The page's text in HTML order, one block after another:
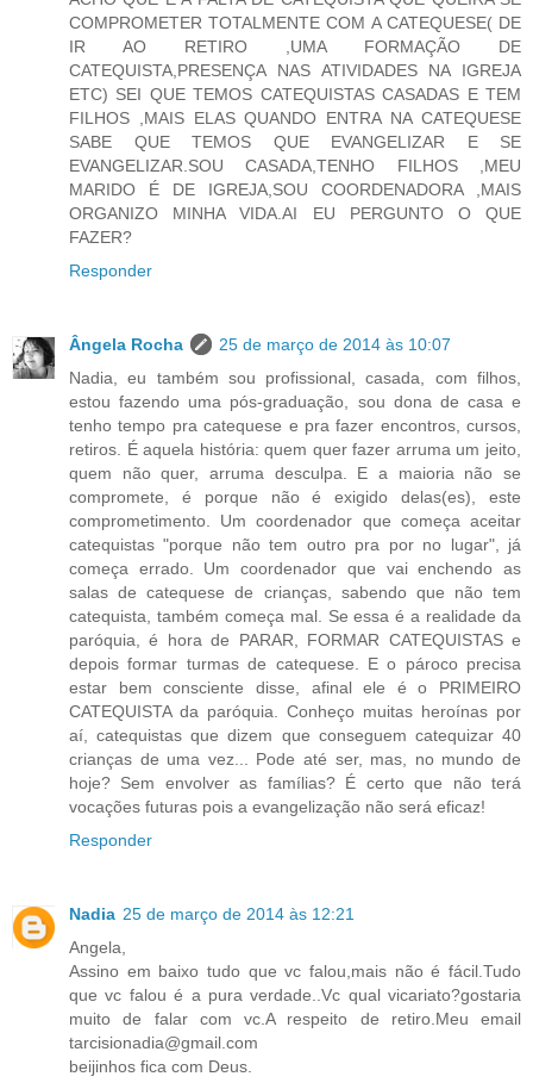
COMPROMETER TOTALMENTE COM A CATEQUESE( DE
IR AO RETIRO ,UMA FORMAÇÃO DE
CATEQUISTA,PRESENÇA NAS ATIVIDADES NA IGREJA
ETC) SEI QUE TEMOS CATEQUISTAS CASADAS E TEM
FILHOS ,MAIS ELAS QUANDO ENTRA NA CATEQUESE
SABE QUE TEMOS QUE EVANGELIZAR E SE
EVANGELIZAR.SOU CASADA,TENHO FILHOS ,MEU
MARIDO É DE IGREJA,SOU COORDENADORA ,MAIS
ORGANIZO MINHA VIDA.AI EU PERGUNTO O QUE
FAZER?
Responder
Ângela Rocha
25 de março de 2014 às 10:07
Nadia, eu também sou profissional, casada, com filhos,
estou fazendo uma pós-graduação, sou dona de casa e
tenho tempo pra catequese e pra fazer encontros, cursos,
retiros. É aquela história: quem quer fazer arruma um jeito,
quem não quer, arruma desculpa. E a maioria não se
compromete, é porque não é exigido delas(es), este
comprometimento. Um coordenador que começa aceitar
catequistas "porque não tem outro pra por no lugar", já
começa errado. Um coordenador que vai enchendo as
salas de catequese de crianças, sabendo que não tem
catequista, também começa mal. Se essa é a realidade da
paróquia, é hora de PARAR, FORMAR CATEQUISTAS e
depois formar turmas de catequese. E o pároco precisa
estar bem consciente disse, afinal ele é o PRIMEIRO
CATEQUISTA da paróquia. Conheço muitas heroínas por
aí, catequistas que dizem que conseguem catequizar 40
crianças de uma vez... Pode até ser, mas, no mundo de
hoje? Sem envolver as famílias? É certo que não terá
vocações futuras pois a evangelização não será eficaz!
Responder
Nadia 25 de março de 2014 às 12:21
Angela,
Assino em baixo tudo que vc falou,mais não é fácil.Tudo
que vc falou é a pura verdade..Vc qual vicariato?gostaria
muito de falar com vc.A respeito de retiro.Meu email
tarcisionadia@gmail.com
beijinhos fica com Deus.